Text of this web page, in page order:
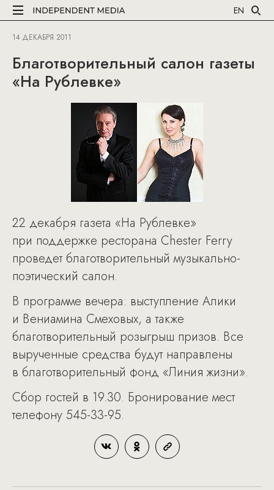
EN
14 ДЕКАБРЯ 2011
Благотворительный салон газеты
«На Рублевке»
22 декабря газета «На Рублевке»
при поддержке ресторана Chester Ferry
проведет благотворительный музыкально-
поэтический салон.
В программе вечера: выступление Алики
и Вениамина Смеховых, а также
благотворительный розыгрыш призов. Все
вырученные средства будут направлены
в благотворительный фонд «Линия жизни».
Сбор гостей в 19.30. Бронирование мест
телефону 545-33-95.